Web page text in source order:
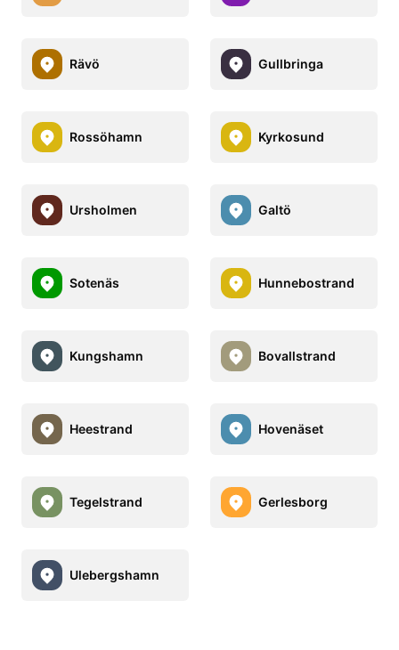
Rävö Gullbringa
Rossöhamn Kyrkosund
Ursholmen Galtö
Sotenäs Hunnebostrand
Kungshamn Bovallstrand
Heestrand Hovenäset
Tegelstrand Gerlesborg
Ulebergshamn